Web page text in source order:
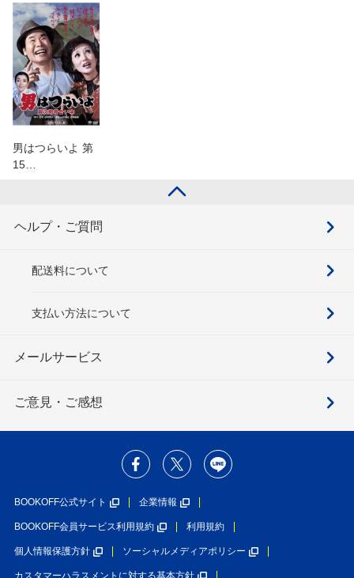
男はつらいよ 第
15…
ヘルプ・ご質問
配送料について
支払い方法について
メールサービス
ご意見・ご感想
BOOKOFF公式サイト 企業情報
BOOKOFF会員サービス利用規約 利用規約
個人情報保護方針 ソーシャルメディアポリシー
カスタマーハラスメントに対する基本方針